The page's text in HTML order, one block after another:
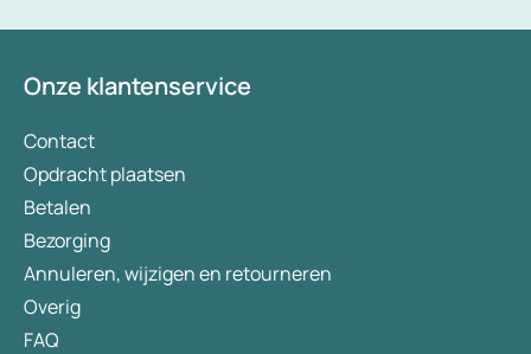
Onze klantenservice
Contact
Opdracht plaatsen
Betalen
Bezorging
Annuleren, wijzigen en retourneren
Overig
FAQ